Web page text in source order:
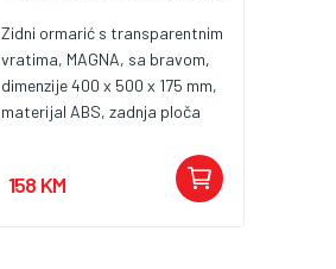
Zidni ormarić s transparentnim
vratima, MAGNA, sa bravom,
dimenzije 400 x 500 x 175 mm,
materijal ABS, zadnja ploča
od udaraca IK08, uporaba
vanjska/unutarnja, standardi
158 KM